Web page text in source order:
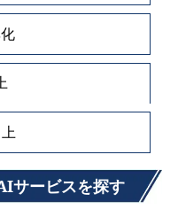
サービスを探す